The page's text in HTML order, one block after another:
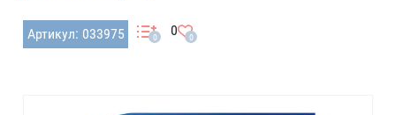
Артикул: 033975 0 0 0